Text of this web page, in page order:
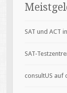
SAT und ACT
SAT-
consultUS auf